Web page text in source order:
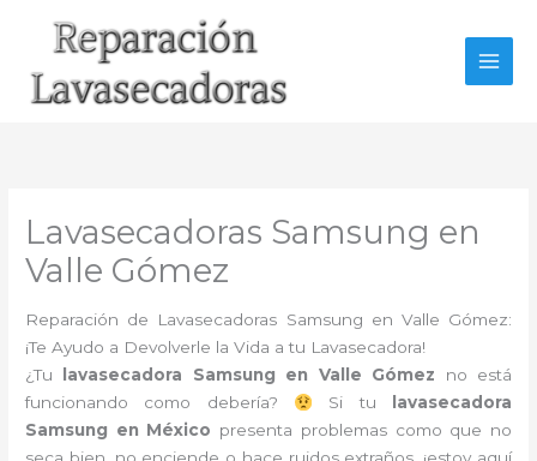
Lavasecadoras Samsung en
Valle Gómez
Reparación de Lavasecadoras Samsung en Valle Gómez:
¡Te Ayudo a Devolverle la Vida a tu Lavasecadora!
¿Tu
lavasecadora Samsung en Valle Gómez no está
funcionando como debería?
Si tu
lavasecadora
Samsung en México presenta problemas como que no